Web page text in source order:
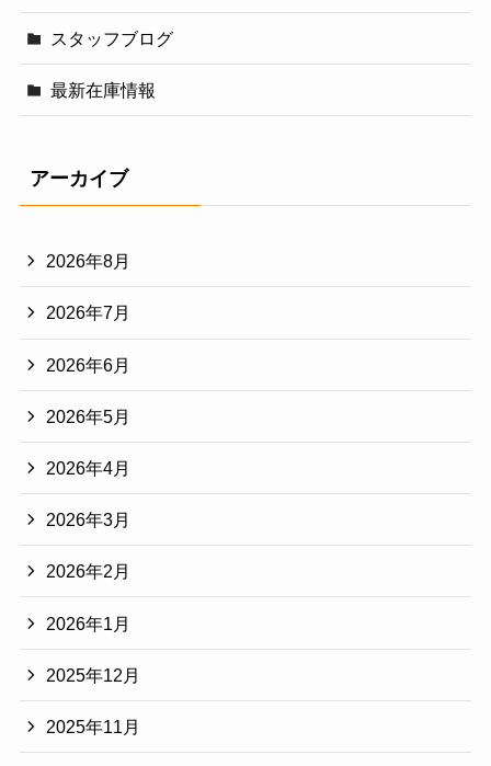
スタッフブログ
最新在庫情報
アーカイブ
2026年8月
2026年7月
2026年6月
2026年5月
2026年4月
2026年3月
2026年2月
2026年1月
2025年12月
2025年11月